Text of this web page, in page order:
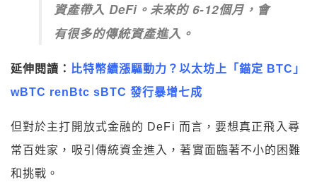
資產帶入 DeFi。未來的 6-12個月，會
有很多的傳統資產進入。
延伸閱讀：
比特幣續漲驅動力？以太坊上「錨定 BTC」
wBTC renBtc sBTC 發行暴增七成
但對於主打開放式金融的 DeFi 而言，要想真正飛入尋
常百姓家，吸引傳統資金進入，著實面臨著不小的困難
和挑戰。